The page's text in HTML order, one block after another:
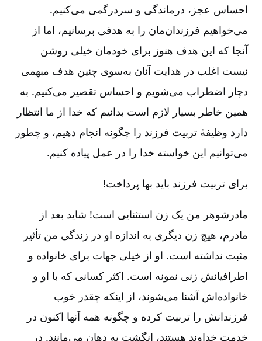
احساس عجز، درماندگی و سردرگمی می‌کنیم.
می‌خواهیم فرزندان‌مان را به هدفی برسانیم، اما از
آنجا که این هدف هنوز برای خودمان خیلی روشن
نیست اغلب در هدایت آنان به‌سوی چنین هدف مبهمی
دچار اضطراب می‌شویم و احساس تقصیر می‌کنیم. به
همین خاطر بسیار لازم است بدانیم که خدا از ما انتظار
دارد وظیفۀ تربیت فرزند را چگونه انجام دهیم، و چطور
می‌توانیم این خواسته خدا را در عمل پیاده کنیم.
برای تربیت فرزند باید بها پرداخت!
مادرشوهر من یک زن استثنایی است! شاید بعد از
مادرم، هیچ زن دیگری به اندازه او در زندگی من تأثیر
مثبت نداشته است. او از خیلی جهات برای خانواده و
اطرافیانش زنی نمونه است. اکثر کسانی که با او و
خانواده‌اش آشنا می‌شوند، از اینکه چقدر خوب
فرزندانش را تربیت کرده و چگونه همه آنها اکنون در
خدمت خداوند هستند، انگشت به دهان می‌مانند. در